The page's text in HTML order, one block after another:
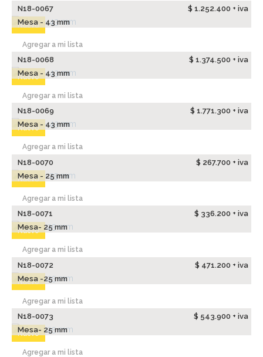
Nuevo
N18-0067
$ 1.252.400 + iva
Mesa - 43 mm
Agregar a mi lista
Nuevo
N18-0068
$ 1.374.500 + iva
Mesa - 43 mm
Agregar a mi lista
Nuevo
N18-0069
$ 1.771.300 + iva
Mesa - 43 mm
Agregar a mi lista
Nuevo
N18-0070
$ 267.700 + iva
Mesa - 25 mm
Agregar a mi lista
Nuevo
N18-0071
$ 336.200 + iva
Mesa- 25 mm
Agregar a mi lista
Nuevo
N18-0072
$ 471.200 + iva
Mesa -25 mm
Agregar a mi lista
Nuevo
N18-0073
$ 543.900 + iva
Mesa- 25 mm
Agregar a mi lista